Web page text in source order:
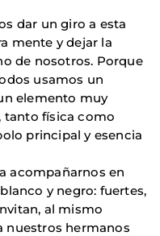
dar un giro a esta
mente y dejar la
de nosotros. Porque
usamos un
elemento muy
tanto física como
principal y esencia
acompañarnos en
y negro: fuertes,
al mismo
nuestros hermanos